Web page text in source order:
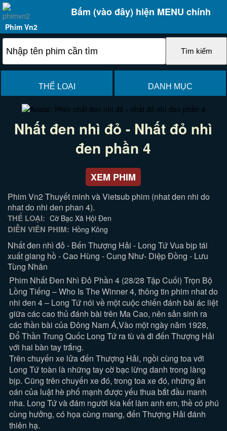
Bấm (vào đây) hiện MENU chính
Phim Vn2
THỂ LOẠI DANH MỤC
Nhất đen nhì đỏ - Nhất đỏ nhì
đen phần 4
XEM PHIM
Phim Vn2 Thuyết minh và Vietsub phim (nhat den nhi do
nhat do nhi den phan 4).
THỂ LOẠI: Cờ Bạc Xã Hội Đen
DIỄN VIÊN PHIM: Hồng Kông
Nhất đen nhì đỏ - Bến Thượng Hải - Long Tứ Vua bịp tái
xuất giang hồ - Cao Hùng - Cung Như- Diệp Ðồng - Lưu
Tùng Nhân
Phim Nhất Đen Nhì Đỏ Phần 4 (28/28 Tập Cuối) Trọn Bộ
Lồng Tiếng – Who Is The Winner 4, thông tin phim nhat do
nhi den 4 – Long Tứ nói về một cuộc chiến đánh bài ác liệt
giữa các cao thủ đánh bài trên Ma Cao, nên sản sinh ra
các thần bài của Đông Nam Á,Vào một ngày năm 1928,
Đổ Thần Trung Quốc Long Tứ ra tù và đi đến Thượng Hải
với hai bàn tay trắng.
Trên chuyến xe lửa đến Thượng Hải, ngồi cùng toa với
Long Tứ toàn là những tay cờ bạc lừng danh trong làng
bịp. Cũng trên chuyến xe đó, trong toa xe đó, những ân
oán của luật hè phố mạnh được yếu thua bắt đầu manh
nha. Long Tứ và đám người kia kết làm anh em, thề có phú
cùng hưởng, có họa cùng mang, đến Thượng Hải đánh
thiên hạ.